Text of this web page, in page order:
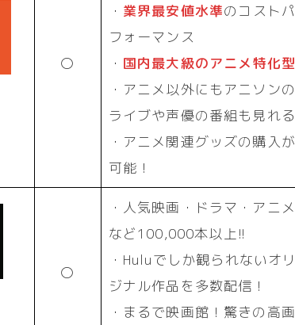
〇
・ 業界最安値水準のコストパ
フォーマンス
・ 国内最大級のアニメ特化型
・アニメ以外にもアニソンの
ライブや声優の番組も見れる
・アニメ関連グッズの購入が
可能！
〇
・人気映画・ドラマ・アニメ
など100,000本以上!!
・Huluでしか観られないオリ
ジナル作品を多数配信！
・まるで映画館！驚きの高画